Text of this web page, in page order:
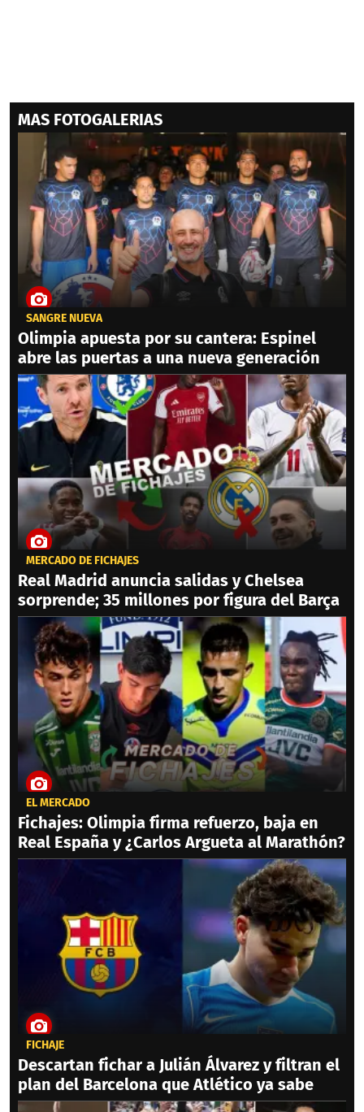
MAS FOTOGALERIAS
SANGRE NUEVA
Olimpia apuesta por su cantera: Espinel
abre las puertas a una nueva generación
MERCADO DE FICHAJES
Real Madrid anuncia salidas y Chelsea
sorprende; 35 millones por figura del Barça
EL MERCADO
Fichajes: Olimpia firma refuerzo, baja en
Real España y ¿Carlos Argueta al Marathón?
FICHAJE
Descartan fichar a Julián Álvarez y filtran el
plan del Barcelona que Atlético ya sabe